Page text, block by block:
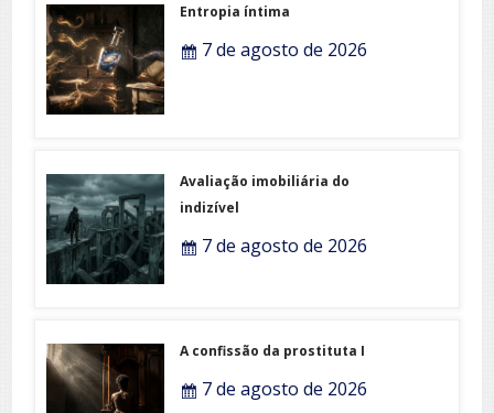
Entropia íntima
7 de agosto de 2026
Avaliação imobiliária do
indizível
7 de agosto de 2026
A confissão da prostituta I
7 de agosto de 2026